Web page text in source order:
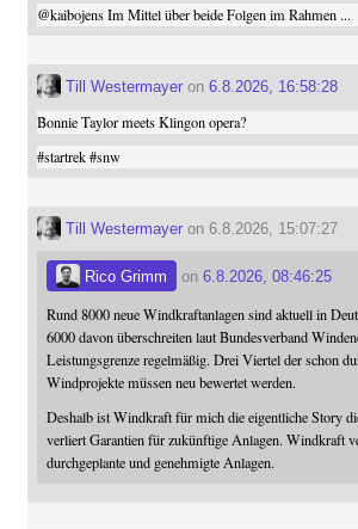
@kaibojensIm Mittel über beide Folgen im Rahmen ...
Till Westermayeron 6.8.2026, 16:58:28
Bonnie Taylor meets Klingon opera?
#startrek #snw
Till Westermayeron 6.8.2026, 15:07:27
Rico Grimm on 6.8.2026, 08:46:25
Rund 8000 neue Windkraftanlagen sind aktuell in
6000 davon überschreiten laut Bundesverband
Leistungsgrenze regelmäßig. Drei Viertel der schon
Windprojekte müssen neu bewertet werden.
Deshalb ist Windkraft für mich die eigentliche Story
verliert Garantien für zukünftige Anlagen. Windkraft
durchgeplante und genehmigte Anlagen.